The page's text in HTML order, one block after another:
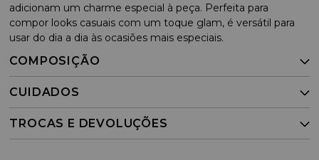
adicionam um charme especial à peça. Perfeita para
compor looks casuais com um toque glam, é versátil para
usar do dia a dia às ocasiões mais especiais.
COMPOSIÇÃO
CUIDADOS
TROCAS E DEVOLUÇÕES